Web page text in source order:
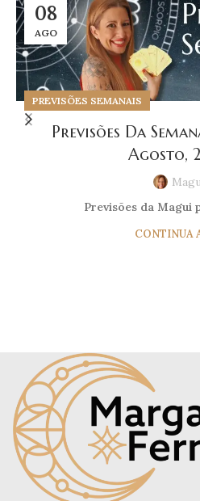
08
AGO
PREVISÕES SEMANAIS
Previsões Da
Agosto,
Previsões da Magui
CONTINUA